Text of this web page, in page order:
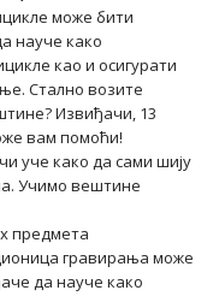
може бити
науче како
као и осигурати
Стално возите
Извиђачи, 13
вам помоћи!
уче како да сами шију
Учимо вештине
предмета
гравирања може
да науче како